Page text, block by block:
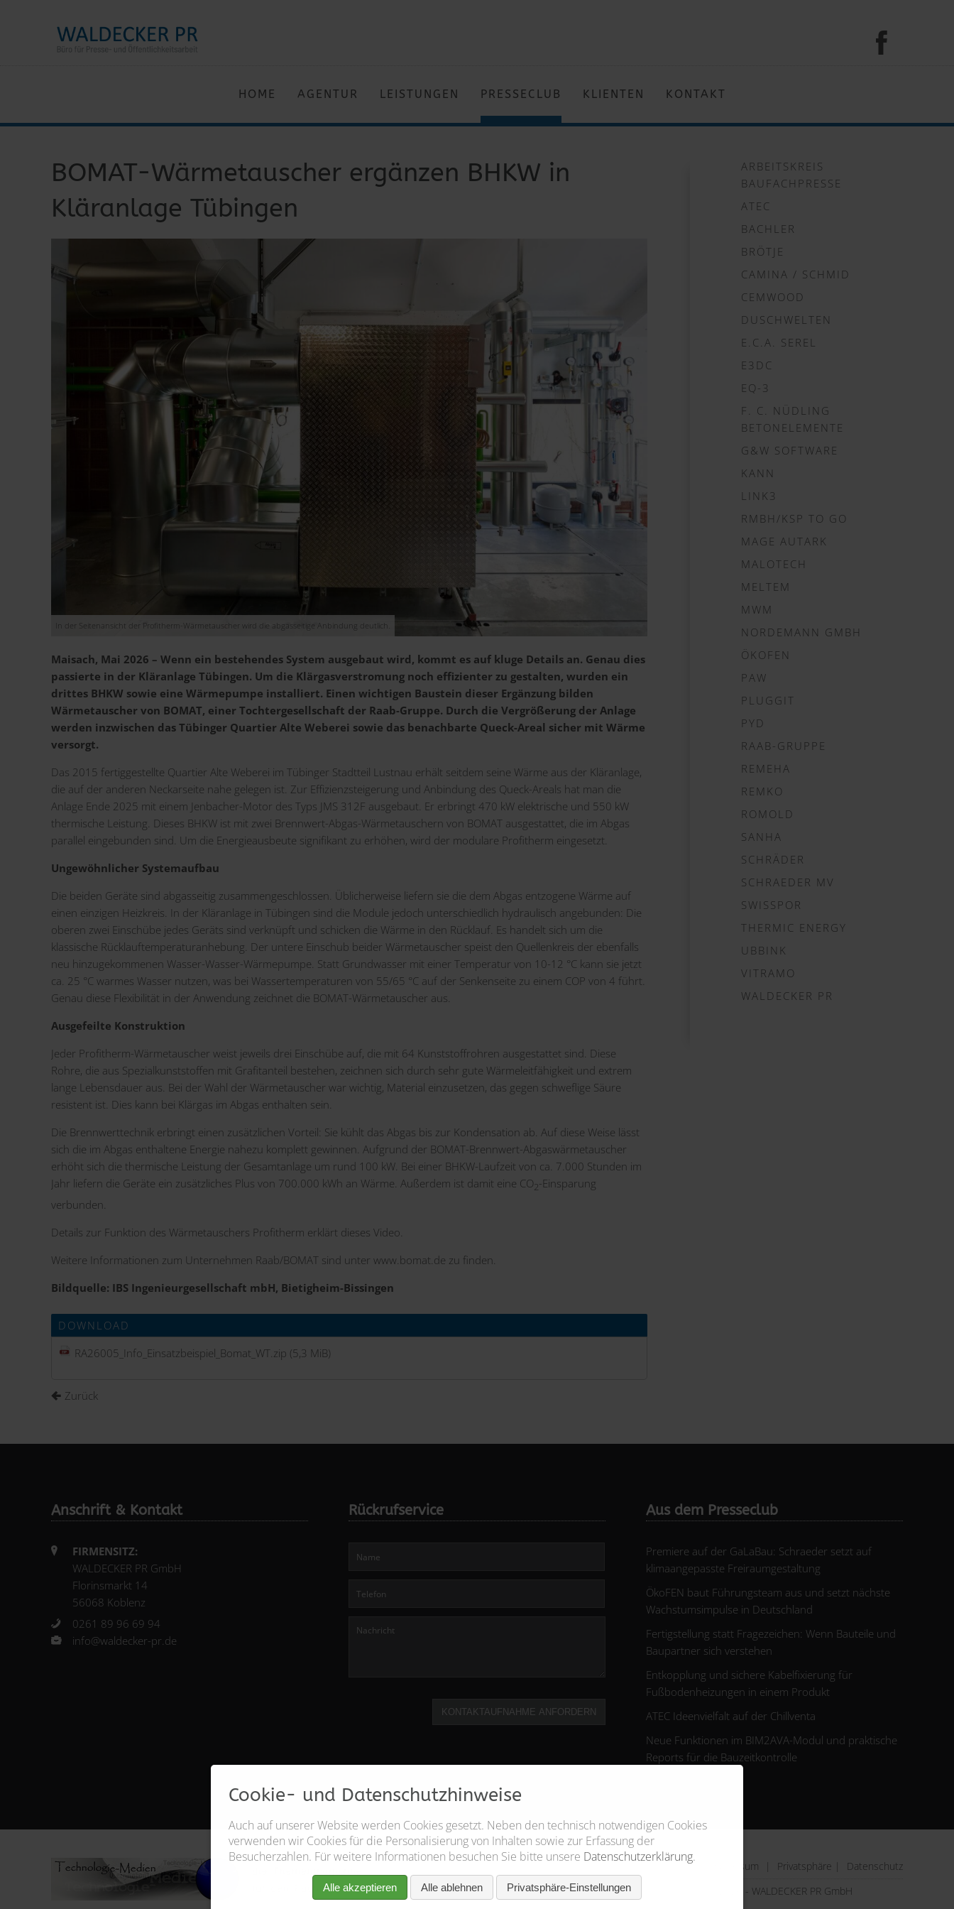
HOME AGENTUR LEISTUNGEN PRESSECLUB KLIENTEN KONTAKT
BOMAT-Wärmetauscher ergänzen BHKW in
Kläranlage Tübingen
In der Seitenansicht der Profitherm-Wärmetauscher wird die abgasseitige Anbindung deutlich.
Maisach, Mai 2026 – Wenn ein bestehendes System ausgebaut wird, kommt es auf kluge Details an. Genau dies
passierte in der Kläranlage Tübingen. Um die Klärgasverstromung noch effizienter zu gestalten, wurden ein
drittes BHKW sowie eine Wärmepumpe installiert. Einen wichtigen Baustein dieser Ergänzung bilden
Wärmetauscher von BOMAT, einer Tochtergesellschaft der Raab-Gruppe. Durch die Vergrößerung der Anlage
werden inzwischen das Tübinger Quartier Alte Weberei sowie das benachbarte Queck-Areal sicher mit Wärme
versorgt.
Das 2015 fertiggestellte Quartier Alte Weberei im Tübinger Stadtteil Lustnau erhält seitdem seine Wärme aus der Kläranlage,
die auf der anderen Neckarseite nahe gelegen ist. Zur Effizienzsteigerung und Anbindung des Queck-Areals hat man die
Anlage Ende 2025 mit einem Jenbacher-Motor des Typs JMS 312F ausgebaut. Er erbringt 470 kW elektrische und 550 kW
thermische Leistung. Dieses BHKW ist mit zwei Brennwert-Abgas-Wärmetauschern von BOMAT ausgestattet, die im Abgas
parallel eingebunden sind. Um die Energieausbeute signifikant zu erhöhen, wird der modulare Profitherm eingesetzt.
Ungewöhnlicher Systemaufbau
Die beiden Geräte sind abgasseitig zusammengeschlossen. Üblicherweise liefern sie die dem Abgas entzogene Wärme auf
einen einzigen Heizkreis. In der Kläranlage in Tübingen sind die Module jedoch unterschiedlich hydraulisch angebunden: Die
oberen zwei Einschübe jedes Geräts sind verknüpft und schicken die Wärme in den Rücklauf. Es handelt sich um die
klassische Rücklauftemperaturanhebung. Der untere Einschub beider Wärmetauscher speist den Quellenkreis der ebenfalls
neu hinzugekommenen Wasser-Wasser-Wärmepumpe. Statt Grundwasser mit einer Temperatur von 10-12 °C kann sie jetzt
ca. 25 °C warmes Wasser nutzen, was bei Wassertemperaturen von 55/65 °C auf der Senkenseite zu einem COP von 4 führt.
Genau diese Flexibilität in der Anwendung zeichnet die BOMAT-Wärmetauscher aus.
Ausgefeilte Konstruktion
Jeder Profitherm-Wärmetauscher weist jeweils drei Einschübe auf, die mit 64 Kunststoffrohren ausgestattet sind. Diese
Rohre, die aus Spezialkunststoffen mit Grafitanteil bestehen, zeichnen sich durch sehr gute Wärmeleitfähigkeit und extrem
lange Lebensdauer aus. Bei der Wahl der Wärmetauscher war wichtig, Material einzusetzen, das gegen schweflige Säure
resistent ist. Dies kann bei Klärgas im Abgas enthalten sein.
Die Brennwerttechnik erbringt einen zusätzlichen Vorteil: Sie kühlt das Abgas bis zur Kondensation ab. Auf diese Weise lässt
sich die im Abgas enthaltene Energie nahezu komplett gewinnen. Aufgrund der BOMAT-Brennwert-Abgaswärmetauscher
erhöht sich die thermische Leistung der Gesamtanlage um rund 100 kW. Bei einer BHKW-Laufzeit von ca. 7.000 Stunden im
Jahr liefern die Geräte ein zusätzliches Plus von 700.000 kWh an Wärme. Außerdem ist damit eine CO2-Einsparung
verbunden.
Details zur Funktion des Wärmetauschers Profitherm erklärt dieses Video.
Weitere Informationen zum Unternehmen Raab/BOMAT sind unter www.bomat.de zu finden.
Bildquelle: IBS Ingenieurgesellschaft mbH, Bietigheim-Bissingen
DOWNLOAD
RA26005_Info_Einsatzbeispiel_Bomat_WT.zip (5,3 MiB)
Zurück
ARBEITSKREIS
BAUFACHPRESSE
ATEC
BACHLER
BRÖTJE
CAMINA / SCHMID
CEMWOOD
DUSCHWELTEN
E.C.A. SEREL
E3DC
EQ-3
F. C. NÜDLING
BETONELEMENTE
G&W SOFTWARE
KANN
LINK3
RMBH/KSP TO GO
MAGE AUTARK
MALOTECH
MELTEM
MWM
NORDEMANN GMBH
ÖKOFEN
PAW
PLUGGIT
PYD
RAAB-GRUPPE
REMEHA
REMKO
ROMOLD
SANHA
SCHRÄDER
SCHRAEDER MV
SWISSPOR
THERMIC ENERGY
UBBINK
VITRAMO
WALDECKER PR
Anschrift & Kontakt
FIRMENSITZ:
WALDECKER PR GmbH
Florinsmarkt 14
56068 Koblenz
0261 89 96 69 94
info@waldecker-pr.de
Rückrufservice
KONTAKTAUFNAHME ANFORDERN
Aus dem Presseclub
Premiere auf der GaLaBau: Schraeder setzt auf
klimaangepasste Freiraumgestaltung
ÖkoFEN baut Führungsteam aus und setzt nächste
Wachstumsimpulse in Deutschland
Fertigstellung statt Fragezeichen: Wenn Bauteile und
Baupartner sich verstehen
Entkopplung und sichere Kabelfixierung für
Fußbodenheizungen in einem Produkt
ATEC Ideenvielfalt auf der Chillventa
Neue Funktionen im BIM2AVA-Modul und praktische
Reports für die Bauzeitkontrolle
Impressum Privatsphäre
Datenschutz
© 2026 - WALDECKER PR GmbH
Cookie- und Datenschutzhinweise
Auch auf unserer Website werden Cookies gesetzt. Neben den technisch notwendigen Cookies
verwenden wir Cookies für die Personalisierung von Inhalten sowie zur Erfassung der
Besucherzahlen. Für weitere Informationen besuchen Sie bitte unsere Datenschutzerklärung.
Alle akzeptieren Alle ablehnen Privatsphäre-Einstellungen